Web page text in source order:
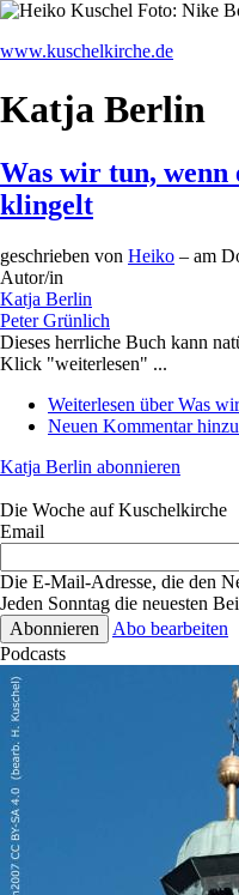
www.kuschelkirche.de
Katja Berlin
Was wir tun, wenn
klingelt
geschrieben von Heiko – am
Autor/in
Katja Berlin
Peter Grünlich
Dieses herrliche Buch kann
Klick "weiterlesen" ...
Weiterlesen über Was
Neuen Kommentar
Katja Berlin abonnieren
Die Woche auf Kuschelkirche
Email
Die E-Mail-Adresse, die den
Jeden Sonntag die neuesten
Abo bearbeiten
Podcasts